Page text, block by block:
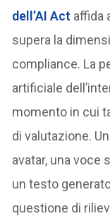
dell’AI Act affida
supera la
compliance. La
artificiale
momento in cui
di valutazione.
avatar, una voce
un testo
questione di